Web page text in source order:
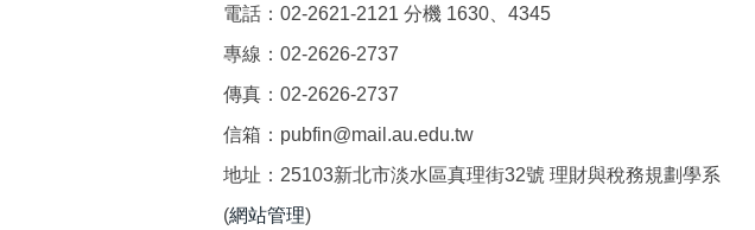
電話：02-2621-2121 分機 1630、4345
專線：02-2626-2737
傳真：02-2626-2737
信箱：pubfin@mail.au.edu.tw
地址：25103新北市淡水區真理街32號 理財與稅務規劃學系
(網站管理)